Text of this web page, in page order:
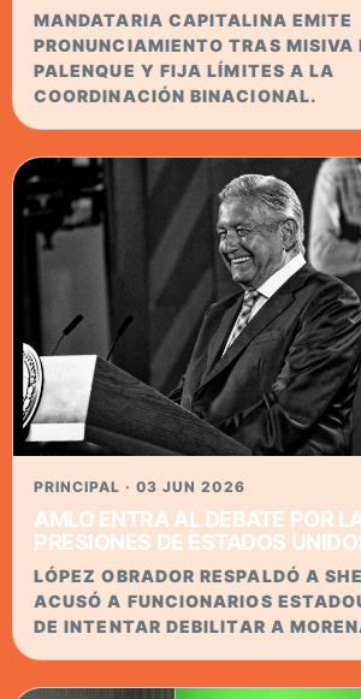
MANDATARIA CAPITALINA EMITE
PRONUNCIAMIENTO TRAS MISIVA
PALENQUE Y FIJA LÍMITES A LA
COORDINACIÓN BINACIONAL.
PRINCIPAL · 03 JUN 2026
AMLO ENTRA AL DEBATE POR
PRESIONES DE ESTADOS
LÓPEZ OBRADOR RESPALDÓ A
ACUSÓ A FUNCIONARIOS
DE INTENTAR DEBILITAR A